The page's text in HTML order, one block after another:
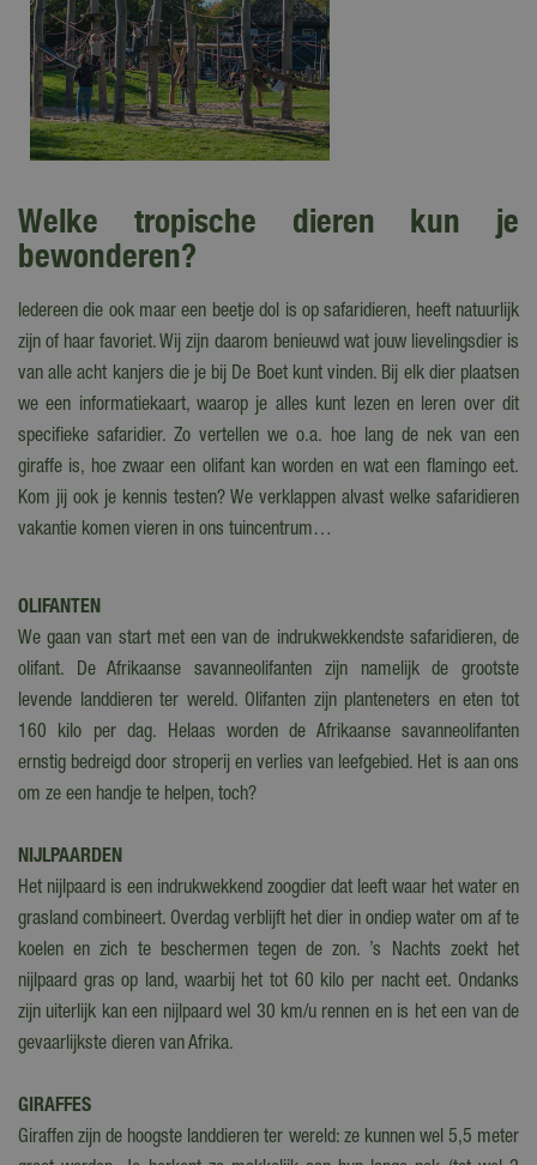
Welke tropische dieren kun je
bewonderen?
Iedereen die ook maar een beetje dol is op safaridieren, heeft natuurlijk
zijn of haar favoriet. Wij zijn daarom benieuwd wat jouw lievelingsdier is
van alle acht kanjers die je bij De Boet kunt vinden. Bij elk dier plaatsen
we een informatiekaart, waarop je alles kunt lezen en leren over dit
specifieke safaridier. Zo vertellen we o.a. hoe lang de nek van een
giraffe is, hoe zwaar een olifant kan worden en wat een flamingo eet.
Kom jij ook je kennis testen? We verklappen alvast welke safaridieren
vakantie komen vieren in ons tuincentrum…
OLIFANTEN
We gaan van start met een van de indrukwekkendste safaridieren, de
olifant. De Afrikaanse savanneolifanten zijn namelijk de grootste
levende landdieren ter wereld. Olifanten zijn planteneters en eten tot
160 kilo per dag. Helaas worden de Afrikaanse savanneolifanten
ernstig bedreigd door stroperij en verlies van leefgebied. Het is aan ons
om ze een handje te helpen, toch?
NIJLPAARDEN
Het nijlpaard is een indrukwekkend zoogdier dat leeft waar het water en
grasland combineert. Overdag verblijft het dier in ondiep water om af te
koelen en zich te beschermen tegen de zon. ’s Nachts zoekt het
nijlpaard gras op land, waarbij het tot 60 kilo per nacht eet. Ondanks
zijn uiterlijk kan een nijlpaard wel 30 km/u rennen en is het een van de
gevaarlijkste dieren van Afrika.
GIRAFFES
Giraffen zijn de hoogste landdieren ter wereld: ze kunnen wel 5,5 meter